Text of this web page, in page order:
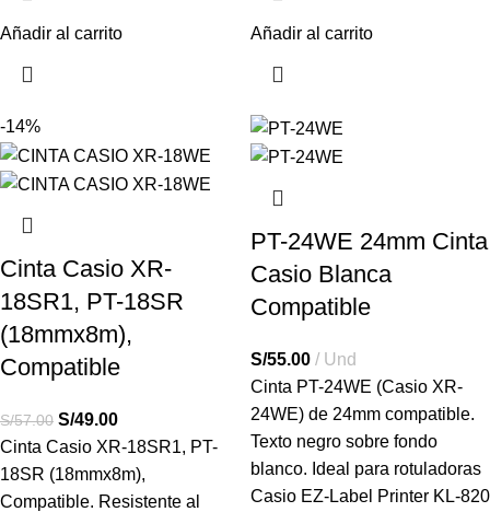
Añadir al carrito Añadir al carrito
-14%
Cinta Casio XR-
18SR1, PT-18SR
(18mmx8m),
Compatible
S/57.00 S/49.00
Cinta Casio XR-18SR1, PT-
18SR (18mmx8m),
Compatible. Resistente al
PT-24WE 24mm Cinta
Casio Blanca
Compatible
S/55.00
Und
Cinta PT-24WE (Casio XR-
24WE) de 24mm compatible.
Texto negro sobre fondo
blanco. Ideal para rotuladoras
Casio EZ-Label Printer KL-820